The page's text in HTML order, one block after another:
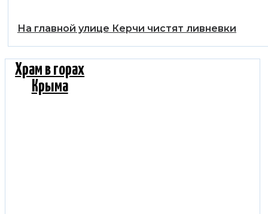
На главной улице Керчи чистят ливневки
Храм в горах
Крыма